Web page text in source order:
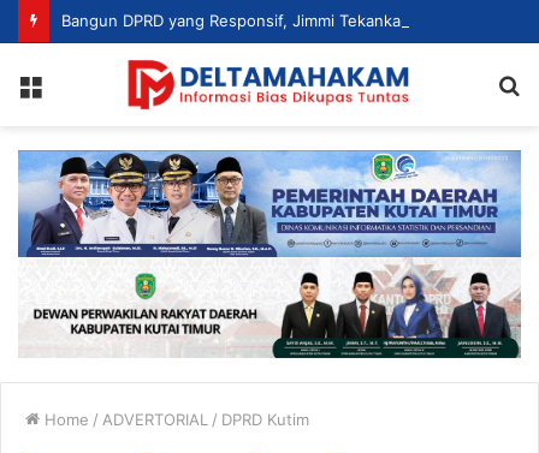
Home / ADVERTORIAL / DPRD Kutim